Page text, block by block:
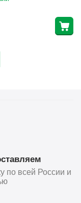
по всей России и